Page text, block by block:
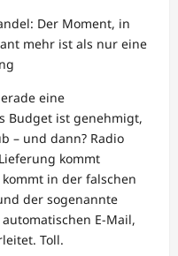
Der Moment, in
mehr ist als nur eine
eine
Budget ist genehmigt,
– und dann? Radio
kommt
in der falschen
der sogenannte
E-Mail,
Toll.